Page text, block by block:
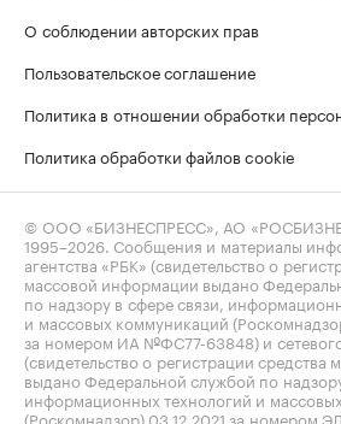
О соблюдении авторских прав
Пользовательское соглашение
Политика в отношении обработки
Политика обработки файлов cookie
© ООО «БИЗНЕСПРЕСС», АО
1995–2026 . Сообщения и материалы
агентства «РБК» (свидетельство о
массовой информации выдано
по надзору в сфере связи,
и массовых коммуникаций
за номером ИА №ФС77-63848) и
(свидетельство о регистрации
выдано Федеральной службой по
информационных технологий и
(Роскомнадзор) 03.12.2021 за номером